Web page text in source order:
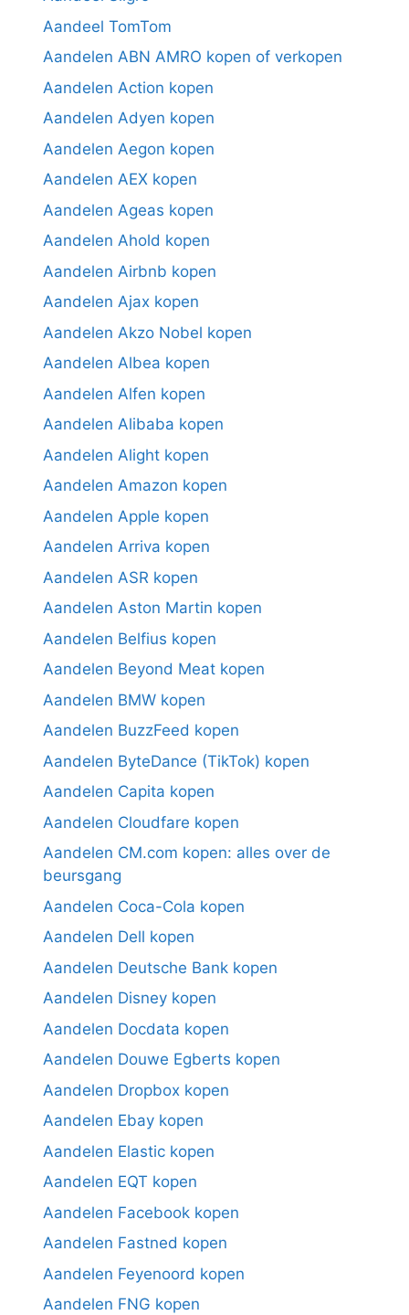
Aandeel TomTom
Aandelen ABN AMRO kopen of verkopen
Aandelen Action kopen
Aandelen Adyen kopen
Aandelen Aegon kopen
Aandelen AEX kopen
Aandelen Ageas kopen
Aandelen Ahold kopen
Aandelen Airbnb kopen
Aandelen Ajax kopen
Aandelen Akzo Nobel kopen
Aandelen Albea kopen
Aandelen Alfen kopen
Aandelen Alibaba kopen
Aandelen Alight kopen
Aandelen Amazon kopen
Aandelen Apple kopen
Aandelen Arriva kopen
Aandelen ASR kopen
Aandelen Aston Martin kopen
Aandelen Belfius kopen
Aandelen Beyond Meat kopen
Aandelen BMW kopen
Aandelen BuzzFeed kopen
Aandelen ByteDance (TikTok) kopen
Aandelen Capita kopen
Aandelen Cloudfare kopen
Aandelen CM.com kopen: alles over de
beursgang
Aandelen Coca-Cola kopen
Aandelen Dell kopen
Aandelen Deutsche Bank kopen
Aandelen Disney kopen
Aandelen Docdata kopen
Aandelen Douwe Egberts kopen
Aandelen Dropbox kopen
Aandelen Ebay kopen
Aandelen Elastic kopen
Aandelen EQT kopen
Aandelen Facebook kopen
Aandelen Fastned kopen
Aandelen Feyenoord kopen
Aandelen FNG kopen